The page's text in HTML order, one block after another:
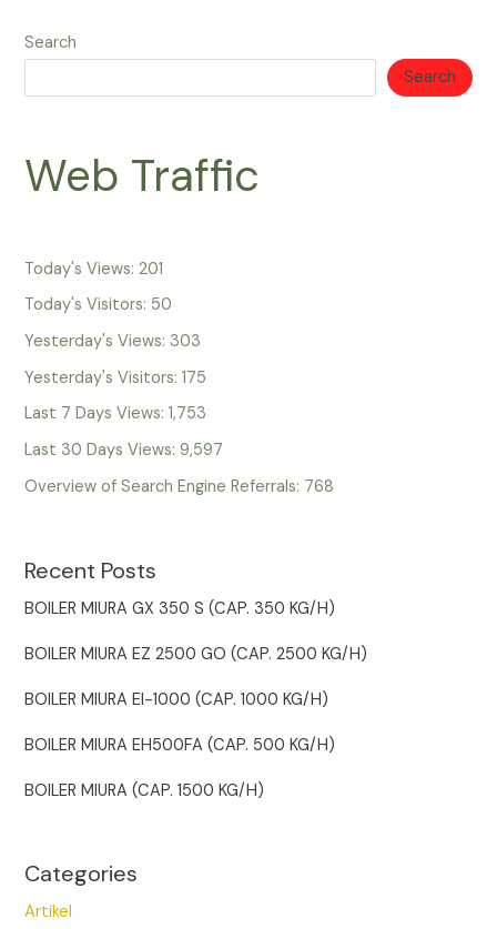
Search
Search
Web Traffic
Today's Views:201
Today's Visitors: 50
Yesterday's Views: 303
Yesterday's Visitors:175
Last 7 Days Views:1,753
Last 30 Days Views:9,597
Overview of Search Engine Referrals: 768
Recent Posts
BOILER MIURA GX 350 S (CAP. 350 KG/H)
BOILER MIURA EZ 2500 GO (CAP. 2500 KG/H)
BOILER MIURA EI-1000 (CAP. 1000 KG/H)
BOILER MIURA EH500FA (CAP. 500 KG/H)
BOILER MIURA (CAP. 1500 KG/H)
Categories
Artikel